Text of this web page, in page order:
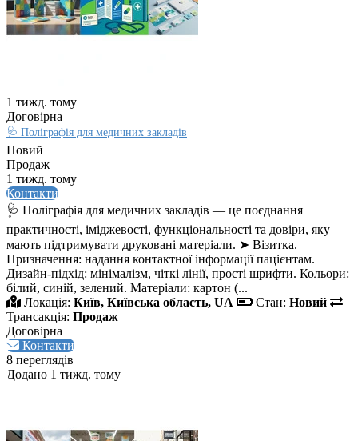
1 тижд. тому
Договірна
🩺 Поліграфія для медичних закладів
Новий
Продаж
1 тижд. тому
Контакти
🩺 Поліграфія для медичних закладів — це поєднання
практичності, іміджевості, функціональності та довіри, яку
мають підтримувати друковані матеріали. ➤ Візитка.
Призначення: надання контактної інформації пацієнтам.
Дизайн‑підхід: мінімалізм, чіткі лінії, прості шрифти. Кольори:
білий, синій, зелений. Матеріали: картон (...
Локація: Київ, Київська область, UA Стан: Новий
Трансакція: Продаж
Договірна
Контакти
8 переглядів
Додано 1 тижд. тому